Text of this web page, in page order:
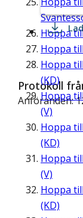
Hoppa
Hoppa till
Hoppa till
(KD)
Hoppa
(V)
Hoppa till
(KD)
Hoppa till
(V)
Hoppa till
(KD)
Protokoll
Anföranden: